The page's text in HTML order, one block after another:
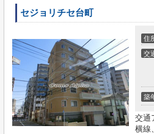
セジョリチセ台町
住
交
築
交通
横線